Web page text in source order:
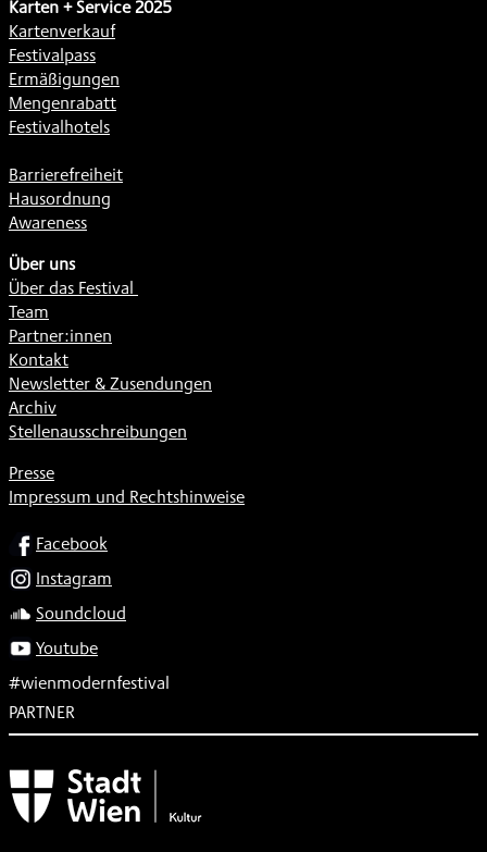
Karten + Service 2025
Kartenverkauf
Festivalpass
Ermäßigungen
Mengenrabatt
Festivalhotels
Barrierefreiheit
Hausordnung
Awareness
Über uns
Über das Festival
Team
Partner:innen
Kontakt
Newsletter & Zusendungen
Archiv
Stellenausschreibungen
Presse
Impressum und Rechtshinweise
SOCIALFacebook
Instagram
Soundcloud
Youtube
#wienmodernfestival
PARTNER
Subventionsgeber